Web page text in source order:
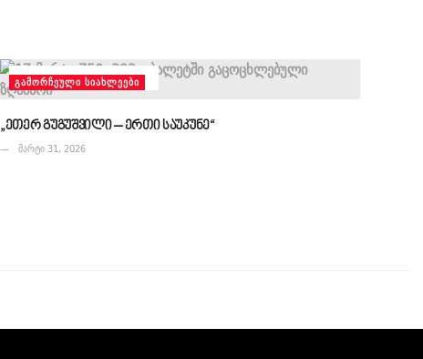
ᲒᲐᲛᲝᲠᲩᲔᲣᲚᲘ ᲡᲘᲐᲮᲚᲔᲔᲑᲘ
„ეთერ გუგუშვილი – ერთი საუკუნე“
მარტი 31, 2026